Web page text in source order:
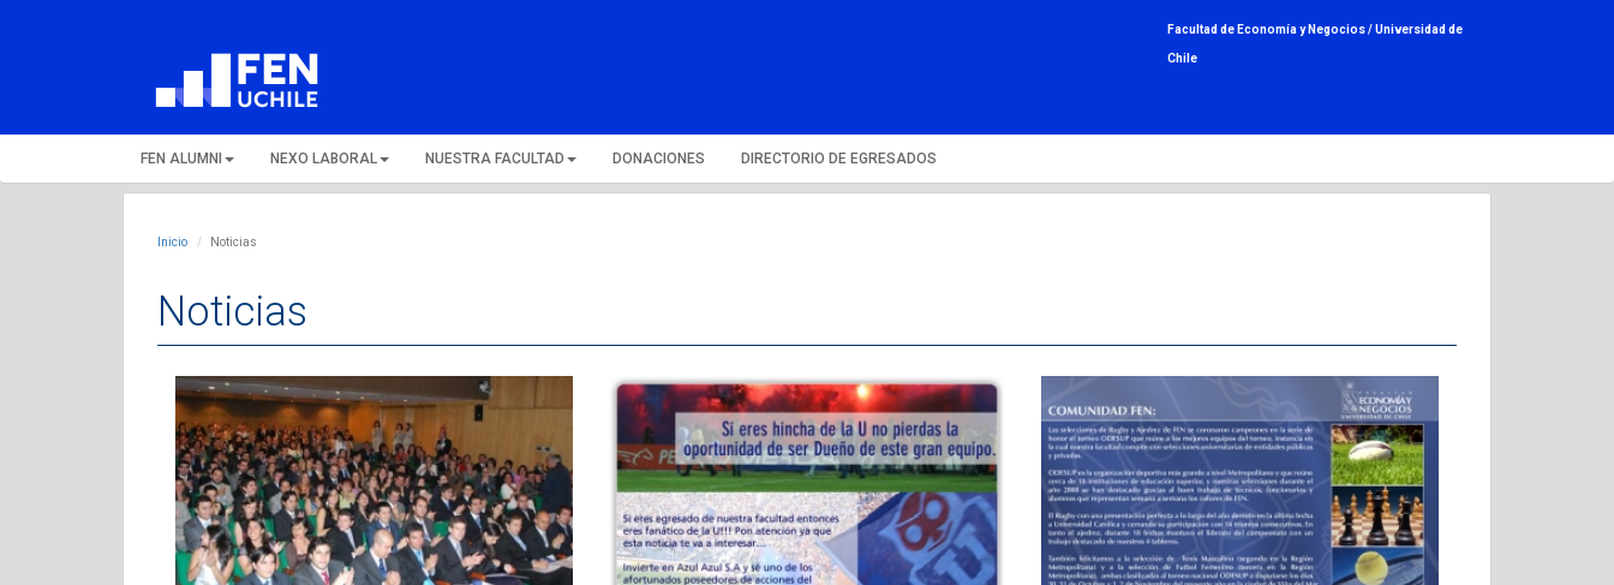
Facultad de Economía y Negocios /Universidad de
Chile
FEN ALUMNI NEXO LABORAL NUESTRA FACULTAD DONACIONES DIRECTORIO DE EGRESADOS
Inicio Noticias
Noticias